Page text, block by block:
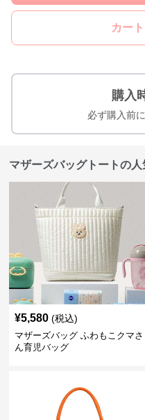
カー
購入
必ず購入前
マザーズバッグトートの
¥5,580 (税込)
マザーズバッグ ふわもこクマさ
ん育児バッグ